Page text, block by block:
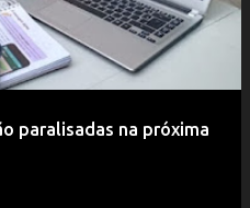
paralisadas na próxima